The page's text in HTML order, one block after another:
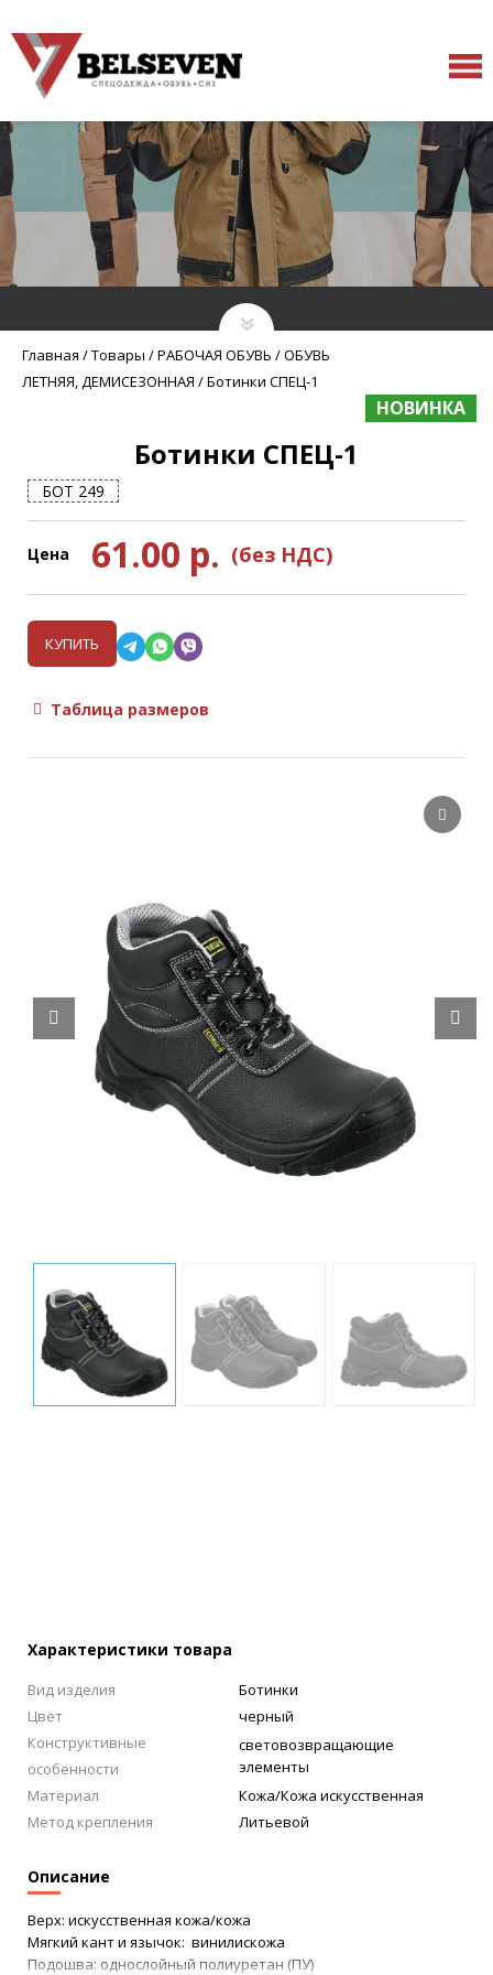
Главная /Товары /РАБОЧАЯ ОБУВЬ /ОБУВЬ
ЛЕТНЯЯ, ДЕМИСЕЗОННАЯ /Ботинки СПЕЦ-1
Ботинки СПЕЦ-1
БОТ 249
НОВИНКА
Цена 61.00 р. (без НДС)
КУПИТЬ
Таблица размеров
Характеристики товара
Описание
Верх: искусственная кожа/кожа
Мягкий кант и язычок: винилискожа
Подошва: однослойный полиуретан (ПУ)
Вид изделия
Ботинки
Цвет
черный
Конструктивные
особенности
световозвращающие
элементы
Материал
Кожа/Кожа искусственная
Метод крепления
Литьевой